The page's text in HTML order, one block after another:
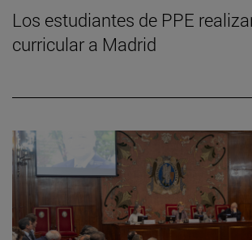
Los estudiantes de PPE
curricular a Madrid